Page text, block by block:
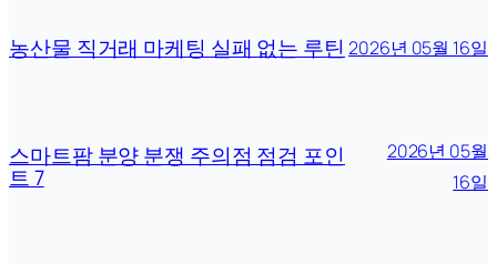
농산물 직거래 마케팅 실패 없는 루틴 2026년 05월 16일
스마트팜 분양 분쟁 주의점 점검 포인
트 7
2026년 05월
16일